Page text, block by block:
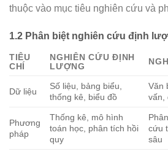
thuộc vào mục tiêu nghiên cứu và
1.2 Phân biệt nghiên cứu định
TIÊU
CHÍ
NGHIÊN CỨU ĐỊNH
LƯỢNG
Dữ liệu
Số liệu, bảng biểu,
thống kê, biểu đồ
Văn
vấn,
Phương
pháp
Thống kê, mô hình
toán học, phân tích hồi
quy
cứu
sâu